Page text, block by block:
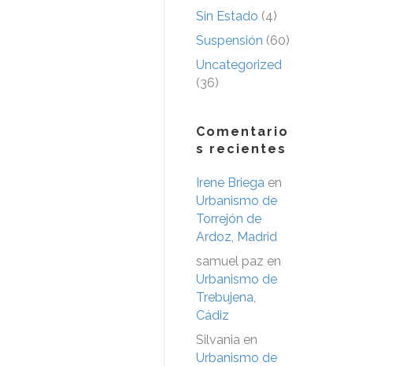
Sin Estado (4)
Suspensión (60)
Uncategorized
(36)
Comentario
s recientes
Irene Briega en
Urbanismo de
Torrejón de
Ardoz, Madrid
samuel paz en
Urbanismo de
Trebujena,
Cádiz
Silvania en
Urbanismo de